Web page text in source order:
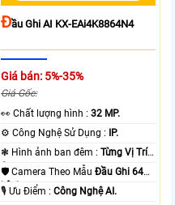
ĐẦu Ghi AI KX-EAi4K8864N4
Giá bán: 5%-35%
Giá Gốc:
️👀 Chất lượng hình :32 MP.
⚙ Công Nghệ Sử Dụng :
IP.
❃ Hình ảnh ban đêm :Từng Vị Trí
Camera .
🛡 Camera Theo MẫuĐầu Ghi 64
kênh.
️🎙 Ưu Điểm :Công Nghệ AI.